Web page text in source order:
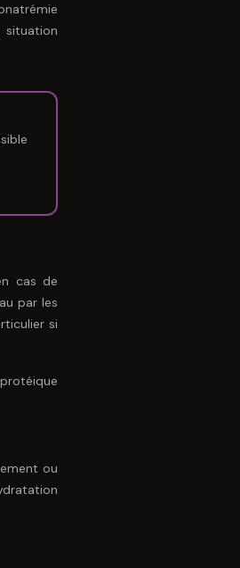
situation
cas de
par les
si
ou